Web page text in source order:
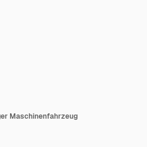
Maschinenfahrzeug